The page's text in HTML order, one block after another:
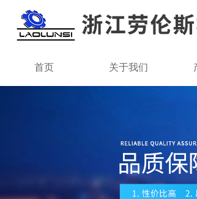
首页 关于我们